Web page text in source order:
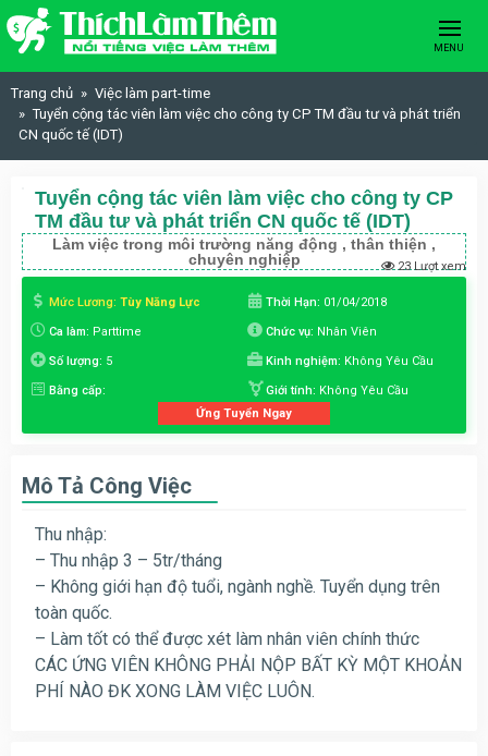
Skip to content
MENU
Trang chủ
Việc làm part-time
Tuyển cộng tác viên làm việc cho công ty CP TM đầu tư và phát triển
CN quốc tế (IDT)
Tuyển cộng tác viên làm việc cho công ty CP
TM đầu tư và phát triển CN quốc tế (IDT)
Làm việc trong môi trường năng động , thân thiện ,
chuyên nghiệp
23 Lượt xem
Mức Lương: Tùy Năng Lực Thời Hạn: 01/04/2018
Ca làm: Parttime Chức vụ: Nhân Viên
Số lượng: 5 Kinh nghiệm: Không Yêu Cầu
Bằng cấp: Giới tính: Không Yêu Cầu
Ứng Tuyển Ngay
Mô Tả Công Việc
Thu nhập:
– Thu nhập 3 – 5tr/tháng
– Không giới hạn độ tuổi, ngành nghề. Tuyển dụng trên
toàn quốc.
– Làm tốt có thể được xét làm nhân viên chính thức
CÁC ỨNG VIÊN KHÔNG PHẢI NỘP BẤT KỲ MỘT KHOẢN
PHÍ NÀO ĐK XONG LÀM VIỆC LUÔN.